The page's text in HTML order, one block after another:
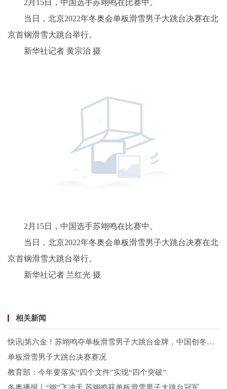
2月15日，中国选手苏翊鸣在比赛中。
当日，北京2022年冬奥会单板滑雪男子大跳台决赛在北
京首钢滑雪大跳台举行。
新华社记者 黄宗治 摄
2月15日，中国选手苏翊鸣在比赛中。
当日，北京2022年冬奥会单板滑雪男子大跳台决赛在北
京首钢滑雪大跳台举行。
新华社记者 兰红光 摄
相关新闻
快讯|第六金！苏翊鸣夺单板滑雪男子大跳台金牌，中国创冬奥历史最佳！
单板滑雪男子大跳台决赛赛况
教育部：今年要落实“四个文件”实现“四个突破”
冬奥播报丨“翊”飞冲天 苏翊鸣获单板滑雪男子大跳台冠军